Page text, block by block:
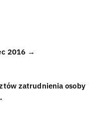
2016 →
zatrudnienia osoby